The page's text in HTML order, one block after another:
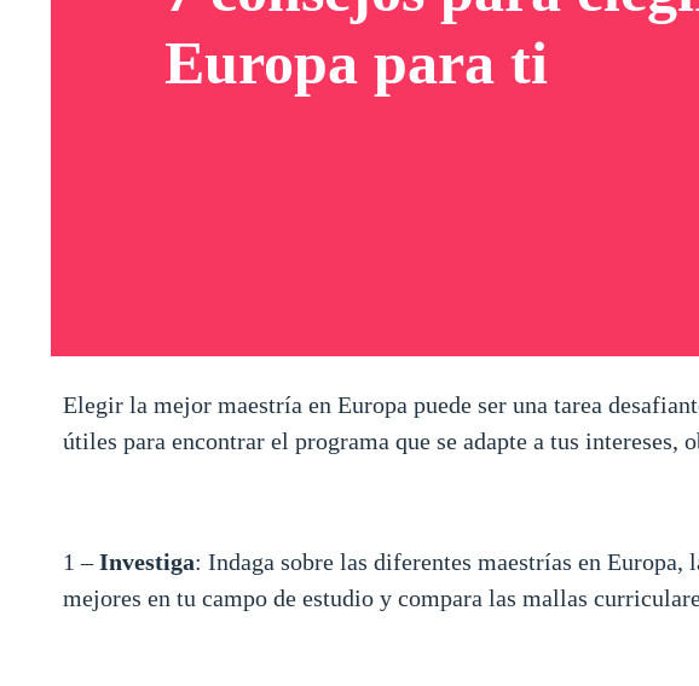
Europa para ti
Elegir la mejor maestría en Europa puede ser una tarea
útiles para encontrar el programa que se adapte a tus intereses,
1 –Investiga: Indaga sobre las diferentes maestrías en
mejores en tu campo de estudio y compara las mallas